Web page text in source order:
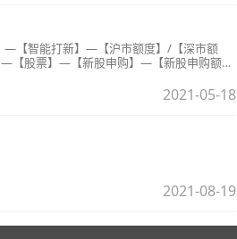
—【智能打新】—【沪市额度】/【深市额
—【股票】—【新股申购】—【新股申购额度
2021-05-18
2021-08-19